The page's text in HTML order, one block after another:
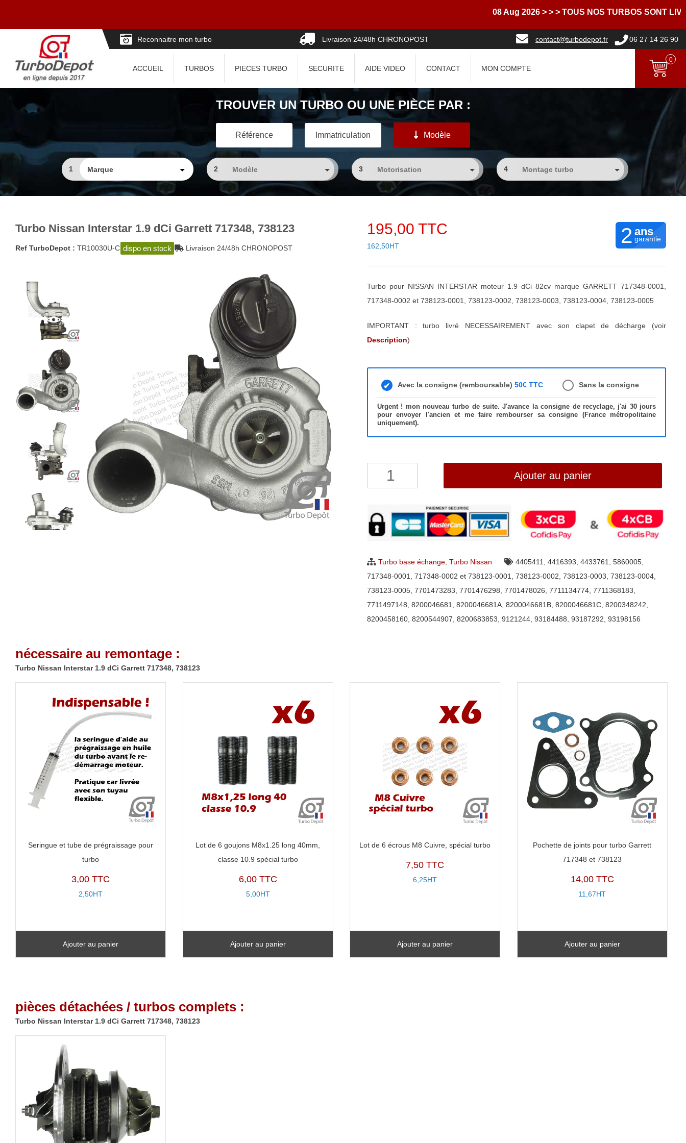
08 Aug 2026 > > > TOUS NOS TURBOS SONT LIVRES
Reconnaitre mon turbo Livraison 24/48h CHRONOPOST contact@turbodepot.fr 06 27 14 26 90
ACCUEIL TURBOS PIECES TURBO SECURITE AIDE VIDEO CONTACT MON COMPTE
0
TROUVER UN TURBO OU UNE PIÈCE PAR :
Référence Immatriculation Modèle
1 2 3 4
Turbo Nissan Interstar 1.9 dCi Garrett 717348, 738123
Ref TurboDepot : TR10030U-C dispo en stock Livraison 24/48h CHRONOPOST
195,00 TTC
162,50HT 2 ans
garantie
Turbo pour NISSAN INTERSTAR moteur 1.9 dCi 82cv marque GARRETT 717348-0001,
717348-0002 et 738123-0001, 738123-0002, 738123-0003, 738123-0004, 738123-0005
IMPORTANT : turbo livré NECESSAIREMENT avec son clapet de décharge (voir
Description)
Avec la consigne (remboursable) 50€ TTC Sans la consigne
Urgent ! mon nouveau turbo de suite. J'avance la consigne de recyclage, j'ai 30 jours
pour envoyer l'ancien et me faire rembourser sa consigne (France métropolitaine
uniquement).
quantité
Nissan
Interstar
Ajouter au panier
Turbo base échange, Turbo Nissan 4405411 4416393 4433761 5860005,
717348-0001
717348-0002 et 738123-0001 738123-0002 738123-0003 738123-0004,
738123-0005, 7701473283 7701476298 7701478026 7711134774, 7711368183
7711497148 8200046681 8200046681A, 8200046681B, 8200046681C, 8200348242
8200458160, 8200544907 8200683853 9121244, 93184488 93187292 93198156
nécessaire au remontage :
Turbo Nissan Interstar 1.9 dCi Garrett 717348, 738123
Seringue et tube de prégraissage pour
turbo
3,00 TTC
2,50HT
Ajouter au panier
Lot de 6 goujons M8x1.25 long 40mm,
classe 10.9 spécial turbo
6,00 TTC
5,00HT
Ajouter au panier
Lot de 6 écrous M8 Cuivre, spécial turbo
7,50 TTC
6,25HT
Ajouter au panier
Pochette de joints pour turbo Garrett
717348 et 738123
14,00 TTC
11,67HT
Ajouter au panier
pièces détachées / turbos complets :
Turbo Nissan Interstar 1.9 dCi Garrett 717348, 738123